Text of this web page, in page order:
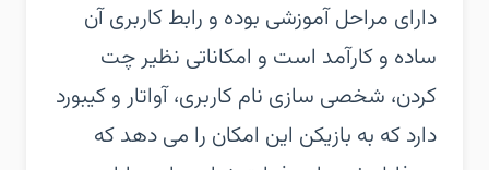
دارای مراحل آموزشی بوده و رابط کاربری آن
ساده و کارآمد است و امکاناتی نظیر چت
کردن، شخصی سازی نام کاربری، آواتار و کیبورد
دارد که به بازیکن این امکان را می دهد که